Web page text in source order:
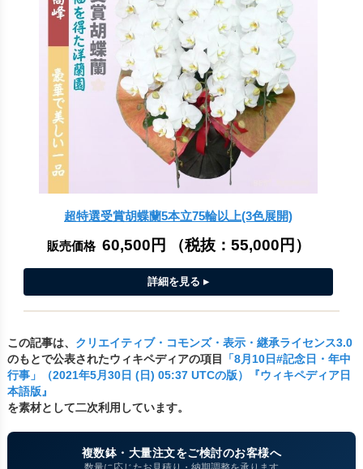
超特選受賞胡蝶蘭5本立75輪以上(3色展開)
販売価格 60,500円 （税抜： 55,000円 ）
この記事は、 クリエイティブ・コモンズ・表示・継承ライセンス3.0
のもとで公表されたウィキペディアの項目
「8月10日#記念日・年中
行事」（2021年5月30日 (日) 05:37 UTCの版）『ウィキペディア日
本語版』
を素材として二次利用しています。
複数鉢・大量注文をご検討のお客様へ
数量に応じたお見積り・納期調整を承ります